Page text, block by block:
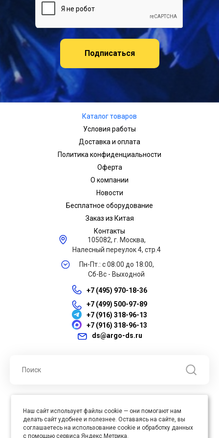
Подписаться
Каталог товаров
Условия работы
Доставка и оплата
Политика конфиденциальности
Оферта
О компании
Новости
Бесплатное оборудование
Заказ из Китая
Контакты
105082, г. Москва,
Налесный переулок 4, стр.4
Пн-Пт.: с 08:00 до 18:00,
Сб-Вс - Выходной
+7 (495) 970-18-36
+7 (499) 500-97-89
+7 (916) 318-96-13
+7 (916) 318-96-13
ds@argo-ds.ru
права защищены
Юр. адрес : 105005, г. Москва, ул. Бауманская, д.20, стр. 3
Наш сайт использует файлы cookie — они помогают нам
делать сайт удобнее и полезнее. Оставаясь на сайте, вы
соглашаетесь на использование cookie и обработку данных
с помощью сервиса Яндекс.Метрика.